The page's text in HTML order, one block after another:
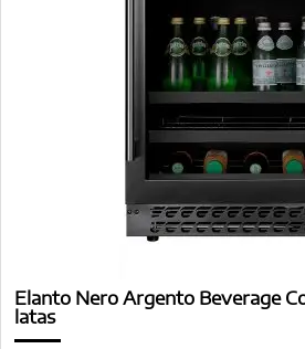
Elanto Nero Argento Beverage
latas